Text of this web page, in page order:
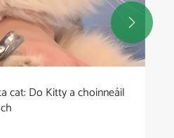
cat: Do Kitty a choinneáil
